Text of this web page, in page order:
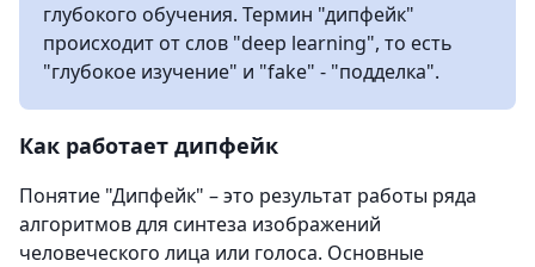
глубокого обучения. Термин "дипфейк"
происходит от слов "deep learning", то есть
"глубокое изучение" и "fake" - "подделка".
Как работает дипфейк
Понятие "Дипфейк" – это результат работы ряда
алгоритмов для синтеза изображений
человеческого лица или голоса. Основные